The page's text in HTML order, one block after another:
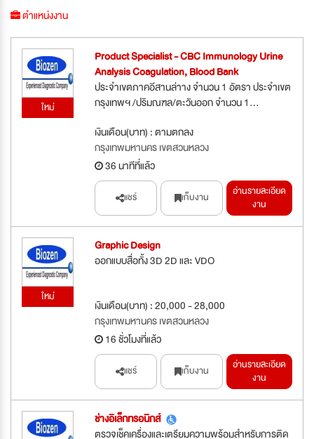
ตำแหน่งงาน
ใหม่
Product Specialist - CBC Immunology Urine
Analysis Coagulation, Blood Bank
ประจำเขตภาคอีสานล่าาง จำนวน 1 อัตรา ประจำเขต
กรุงเทพฯ /ปริมณฑล/ตะวันออก จำนวน 1...
เงินเดือน(บาท) : ตามตกลง
กรุงเทพมหานคร เขตสวนหลวง
36 นาทีที่แล้ว
แชร์ เก็บงาน
อ่านรายละเอียด
งาน
ใหม่
Graphic Design
ออกแบบสื่อทั้ง 3D 2D และ VDO
เงินเดือน(บาท) : 20,000 - 28,000
กรุงเทพมหานคร เขตสวนหลวง
16 ชั่วโมงที่แล้ว
แชร์ เก็บงาน
อ่านรายละเอียด
งาน
ช่างอิเล็กทรอนิกส์
ตรวจเช็คเครื่องและเตรียมความพร้อมสำหรับการติด